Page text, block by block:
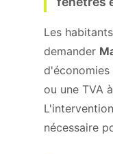
Les
demander
d'économies
ou une TVA
nécessaire